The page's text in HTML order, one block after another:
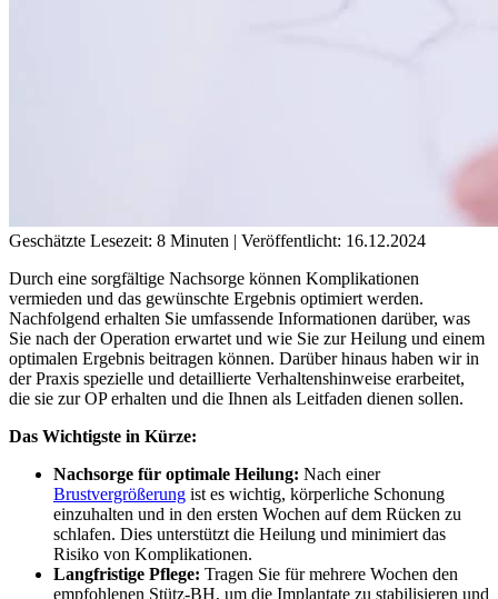
Geschätzte Lesezeit: 8 Minuten | Veröffentlicht: 16.12.2024
Durch eine sorgfältige Nachsorge können Komplikationen
vermieden und das gewünschte Ergebnis optimiert werden.
Nachfolgend erhalten Sie umfassende Informationen darüber, was
Sie nach der Operation erwartet und wie Sie zur Heilung und einem
optimalen Ergebnis beitragen können. Darüber hinaus haben wir in
der Praxis spezielle und detaillierte Verhaltenshinweise erarbeitet,
die sie zur OP erhalten und die Ihnen als Leitfaden dienen sollen.
Das Wichtigste in Kürze:
Nachsorge für optimale Heilung: Nach einer
Brustvergrößerung ist es wichtig, körperliche Schonung
einzuhalten und in den ersten Wochen auf dem Rücken zu
schlafen. Dies unterstützt die Heilung und minimiert das
Risiko von Komplikationen​.
Langfristige Pflege: Tragen Sie für mehrere Wochen den
empfohlenen Stütz-BH, um die Implantate zu stabilisieren und